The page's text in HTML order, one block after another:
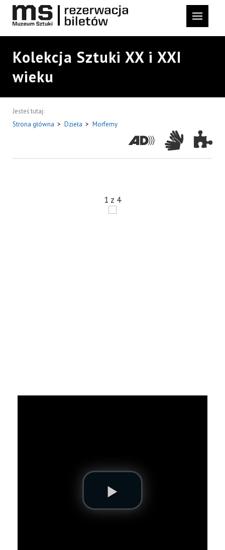
Kolekcja Sztuki XX i XXI
wieku
Jesteś tutaj:
Strona główna > Dzieła > Morfemy
1 z 4